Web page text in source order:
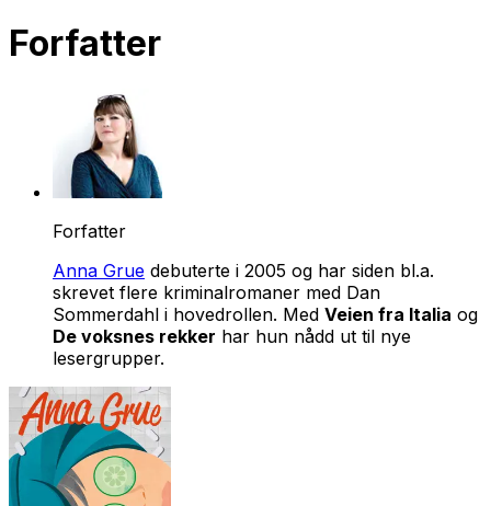
Forfatter
Forfatter
Anna Grue debuterte i 2005 og har siden bl.a.
skrevet flere kriminalromaner med Dan
Sommerdahl i hovedrollen. Med Veien fra Italia og
De voksnes rekker har hun nådd ut til nye
lesergrupper.